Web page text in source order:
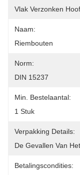
Vlak Verzonken
Naam:
Riembouten
Norm:
DIN 15237
Min. Bestelaantal:
1 Stuk
Verpakking Details:
De Gevallen Van
Betalingscondities: